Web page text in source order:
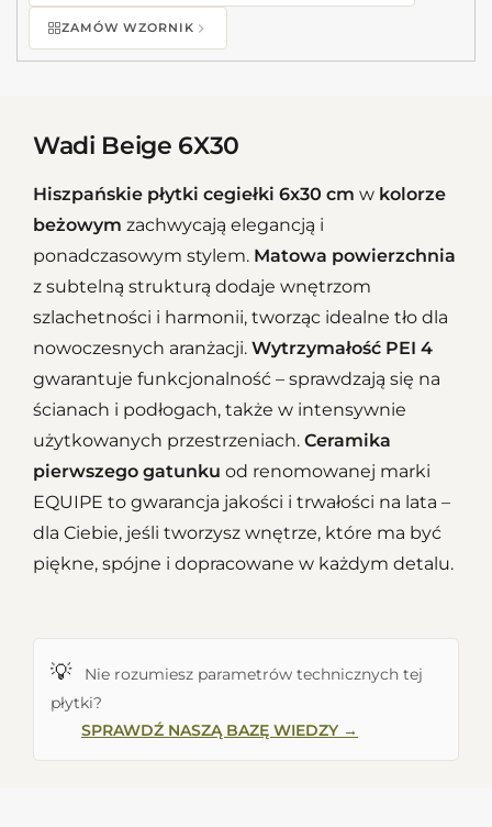
ZAMÓW WZORNIK
Wadi Beige 6X30
Hiszpańskie płytki cegiełki 6x30 cm w kolorze
beżowym zachwycają elegancją i
ponadczasowym stylem. Matowa powierzchnia
z subtelną strukturą dodaje wnętrzom
szlachetności i harmonii, tworząc idealne tło dla
nowoczesnych aranżacji. Wytrzymałość PEI 4
gwarantuje funkcjonalność – sprawdzają się na
ścianach i podłogach, także w intensywnie
użytkowanych przestrzeniach. Ceramika
pierwszego gatunku od renomowanej marki
EQUIPE to gwarancja jakości i trwałości na lata –
dla Ciebie, jeśli tworzysz wnętrze, które ma być
piękne, spójne i dopracowane w każdym detalu.
💡
Nie rozumiesz parametrów technicznych tej
płytki?
SPRAWDŹ NASZĄ BAZĘ WIEDZY →